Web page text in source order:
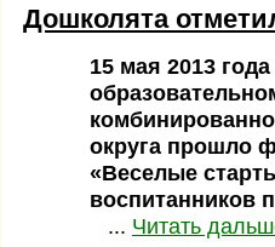
Дошколята
15 мая 2013
округа прошло
«Веселые
воспитанников
... Читать